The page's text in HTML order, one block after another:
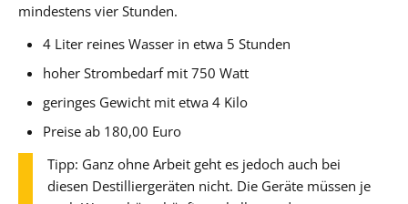
mindestens vier Stunden.
4 Liter reines Wasser in etwa 5 Stunden
hoher Strombedarf mit 750 Watt
geringes Gewicht mit etwa 4 Kilo
Preise ab 180,00 Euro
Tipp: Ganz ohne Arbeit geht es jedoch auch bei
diesen Destilliergeräten nicht. Die Geräte müssen je